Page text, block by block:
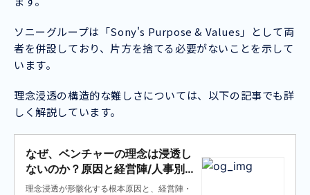
ソニーグループは「Sony's Purpose & Values」として両
者を併設しており、片方を捨てる必要がないことを示して
います。
理念浸透の構造的な難しさについては、以下の記事でも詳
しく解説しています。
なぜ、ベンチャーの理念は浸透し
ないのか？原因と経営陣/人事別の
アクションプランを徹底解説
理念浸透が形骸化する根本原因と、経営陣・